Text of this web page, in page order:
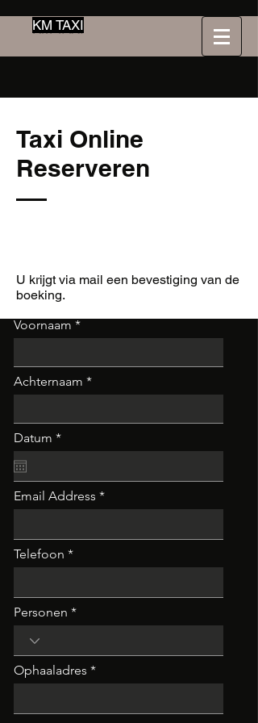
KM TAXI
Taxi Online
Reserveren
U krijgt via mail een bevestiging van de
boeking.
Voornaam
Achternaam
Datum *r
e
i
r
e
Email Address
Telefoon
Personen
Ophaaladres